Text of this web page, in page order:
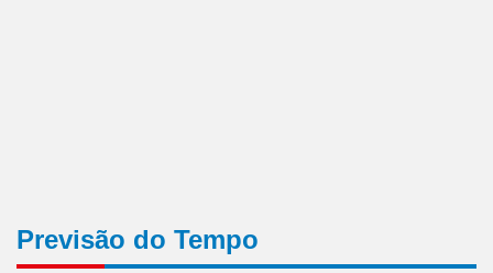
Previsão do Tempo